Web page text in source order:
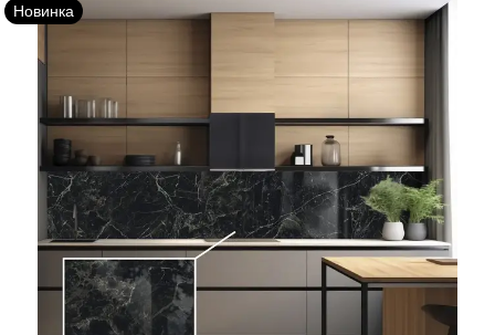
Новинка